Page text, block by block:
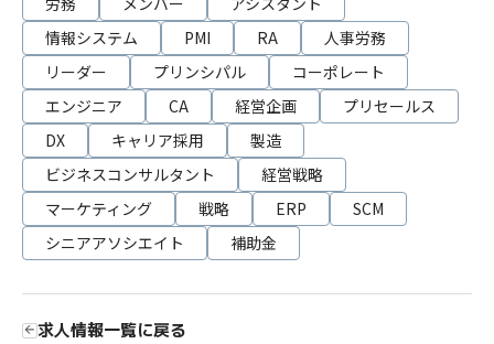
情報システム
PMI RA
人事労務
リーダー
プリンシパル
コーポレート
エンジニア
CA 経営企画
プリセールス
DX
キャリア採用
製造
ビジネスコンサルタント
経営戦略
マーケティング
戦略 ERP
SCM
シニアアソシエイト
補助金
求人情報一覧に戻る